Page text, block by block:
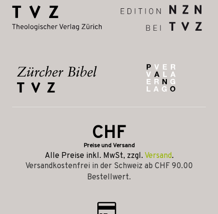
CHF
Preise und Versand
Alle Preise inkl. MwSt, zzgl. Versand.
Versandkostenfrei in der Schweiz ab CHF 90.00
Bestellwert.